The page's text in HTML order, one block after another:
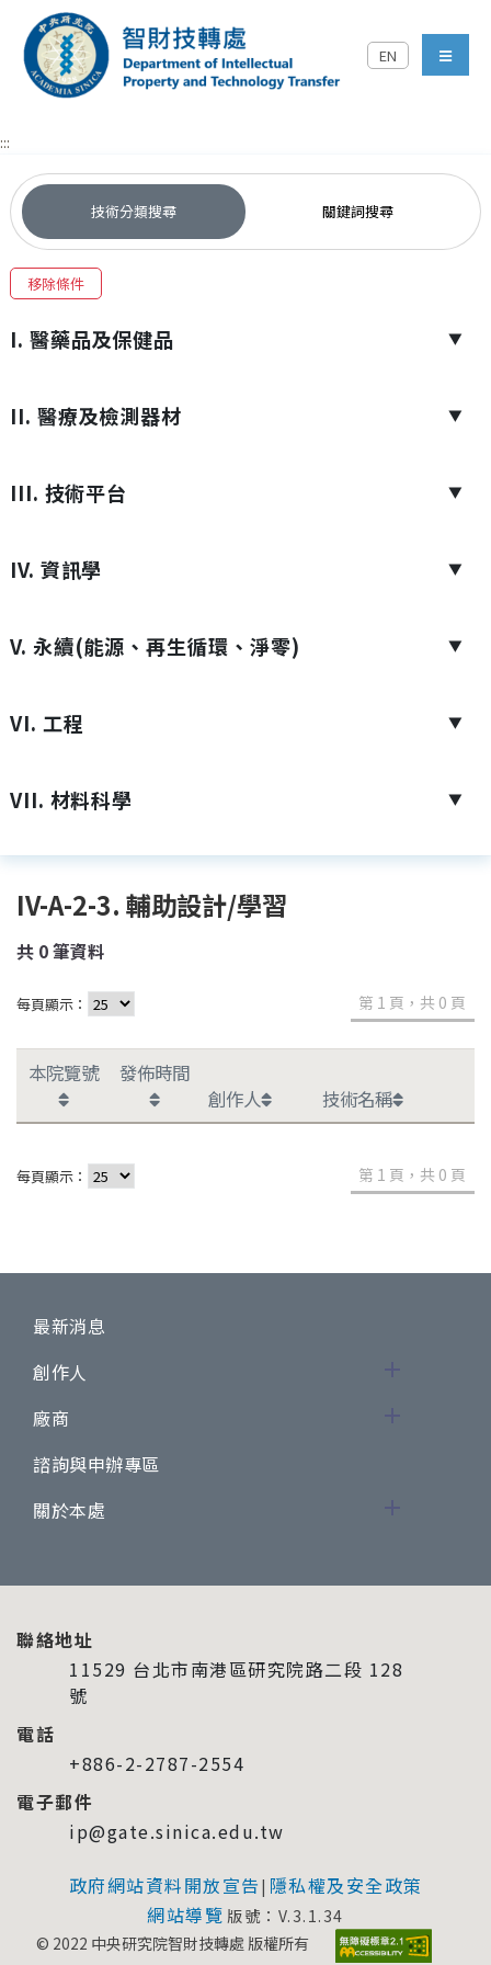
跳到主要內容區塊
中央研究院智財技轉處對
EN
menu
:::
技術分類搜尋 關鍵詞搜尋
移除條件
I. 醫藥品及保健品 ▼
II. 醫療及檢測器材 ▼
III. 技術平台 ▼
IV. 資訊學 ▼
V. 永續(能源、再生循環、淨零) ▼
VI. 工程 ▼
VII. 材料科學 ▼
IV-A-2-3. 輔助設計/學習
共 0筆資料
每頁顯示： 第 1 頁，共 0 頁
本院覽號
發佈時間
創作人
技術名稱
每頁顯示： 第 1 頁，共 0 頁
最新消息
創作人
廠商
諮詢與申辦專區
關於本處
聯絡地址
11529 台北市南港區研究院路二段 128
號
電話
+886-2-2787-2554
電子郵件
ip@gate.sinica.edu.tw
政府網站資料開放宣告 | 隱私權及安全政策
網站導覽 版號：V.3.1.34
© 2022 中央研究院智財技轉處 版權所有